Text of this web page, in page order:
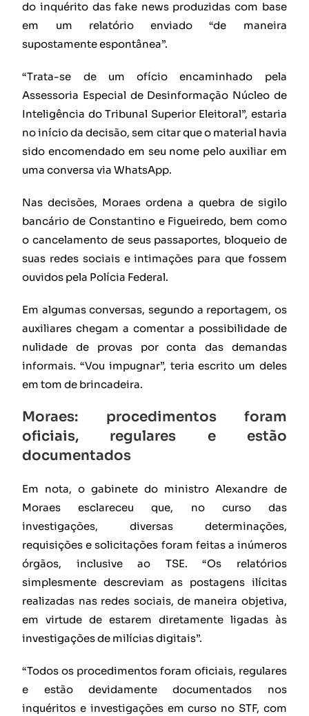
do inquérito das fake news produzidas com base
em um relatório enviado “de maneira
supostamente espontânea”.
“Trata-se de um ofício encaminhado pela
Assessoria Especial de Desinformação Núcleo de
Inteligência do Tribunal Superior Eleitoral”, estaria
no início da decisão, sem citar que o material havia
sido encomendado em seu nome pelo auxiliar em
uma conversa via WhatsApp.
Nas decisões, Moraes ordena a quebra de sigilo
bancário de Constantino e Figueiredo, bem como
o cancelamento de seus passaportes, bloqueio de
suas redes sociais e intimações para que fossem
ouvidos pela Polícia Federal.
Em algumas conversas, segundo a reportagem, os
auxiliares chegam a comentar a possibilidade de
nulidade de provas por conta das demandas
informais. “Vou impugnar”, teria escrito um deles
em tom de brincadeira.
Moraes: procedimentos foram
oficiais, regulares e estão
documentados
Em nota, o gabinete do ministro Alexandre de
Moraes esclareceu que, no curso das
investigações, diversas determinações,
requisições e solicitações foram feitas a inúmeros
órgãos, inclusive ao TSE. “Os relatórios
simplesmente descreviam as postagens ilícitas
realizadas nas redes sociais, de maneira objetiva,
em virtude de estarem diretamente ligadas às
investigações de milícias digitais”.
“Todos os procedimentos foram oficiais, regulares
e estão devidamente documentados nos
inquéritos e investigações em curso no STF, com